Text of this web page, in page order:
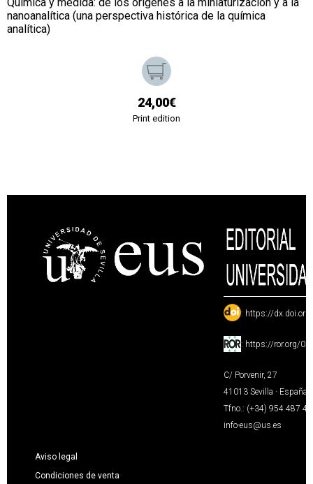
Química y medida: de los orígenes a la miniaturización y a la
nanoanalítica (una perspectiva histórica de la química
analítica)
24,00€
Print edition
: https://
: https://ror.org/
C/ Porvenir, 27
41013 Sevilla · España
Tfno.: (+34) 954 487
info-eus@us.es
Aviso legal
Condiciones de venta